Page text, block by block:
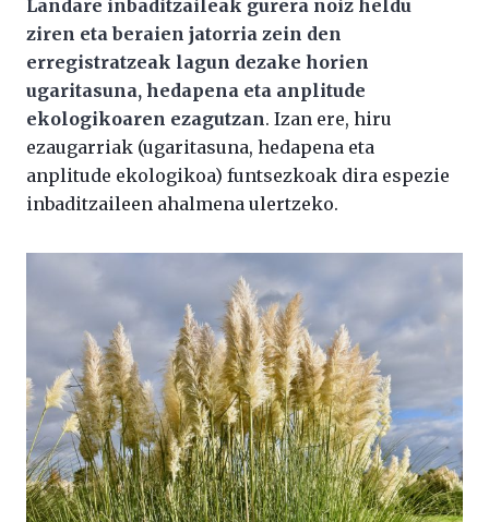
Landare inbaditzaileak gurera noiz heldu
ziren eta beraien jatorria zein den
erregistratzeak lagun dezake horien
ugaritasuna, hedapena eta anplitude
ekologikoaren ezagutzan. Izan ere, hiru
ezaugarriak (ugaritasuna, hedapena eta
anplitude ekologikoa) funtsezkoak dira espezie
inbaditzaileen ahalmena ulertzeko.